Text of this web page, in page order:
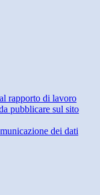
rapporto di lavoro
pubblicare sul sito
dei dati